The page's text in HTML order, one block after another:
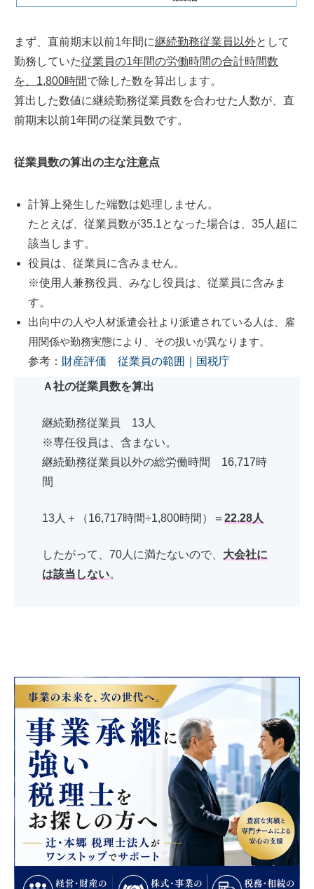
まず、直前期末以前1年間に継続勤務従業員以外として
勤務していた従業員の1年間の労働時間の合計時間数
を、1,800時間で除した数を算出します。
算出した数値に継続勤務従業員数を合わせた人数が、直
前期末以前1年間の従業員数です。
従業員数の算出の主な注意点
計算上発生した端数は処理しません。
たとえば、従業員数が35.1となった場合は、35人超に
該当します。
役員は、従業員に含みません。
※使用人兼務役員、みなし役員は、従業員に含みま
す。
出向中の人や人材派遣会社より派遣されている人は、
雇
用関係や勤務実態により、その扱いが異なります。
参考： 財産評価 従業員の範囲｜国税庁
Ａ社の従業員数を算出
継続勤務従業員 13人
※専任役員は、含まない。
継続勤務従業員以外の総労働時間 16,717時
間
13人＋（16,717時間÷1,800時間）＝ 22.28人
したがって、70人に満たないので、 大会社に
は該当しない。